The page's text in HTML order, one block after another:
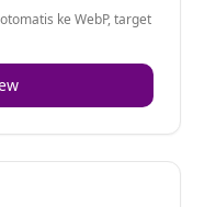
ke WebP, target